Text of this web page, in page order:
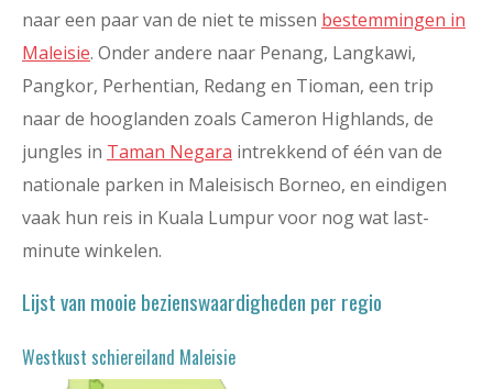
naar een paar van de niet te missen bestemmingen in
Maleisie. Onder andere naar Penang, Langkawi,
Pangkor, Perhentian, Redang en Tioman, een trip
naar de hooglanden zoals Cameron Highlands, de
jungles in Taman Negara intrekkend of één van de
nationale parken in Maleisisch Borneo, en eindigen
vaak hun reis in Kuala Lumpur voor nog wat last-
minute winkelen.
Lijst van mooie bezienswaardigheden per regio
Westkust schiereiland Maleisie